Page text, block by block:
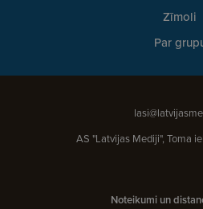
Zīmoli
Par
AS "Latvijas Mediji", Toma
Noteikumi un